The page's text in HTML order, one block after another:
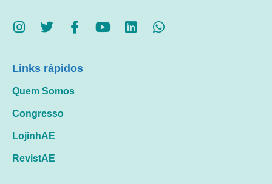
Links rápidos
Quem Somos
Congresso
LojinhAE
RevistAE